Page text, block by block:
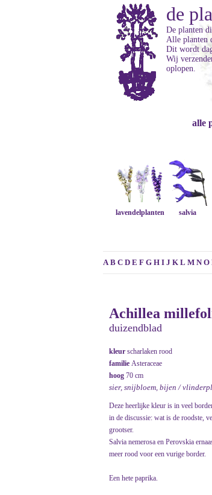
de
De planten
Alle planten
Dit wordt
Wij
oplopen.
alle
lavendelplanten salvia
A B C D E F G H I J K L M N O
Achillea
duizendblad
kleur scharlaken rood
familie Asteraceae
hoog 70 cm
sier, snijbloem, bijen /
Deze heerlijke kleur is in veel
in de discussie: wat is de roodste,
grootser.
Salvia nemerosa en Perovskia
meer rood voor een vurige border.
Een hete paprika.